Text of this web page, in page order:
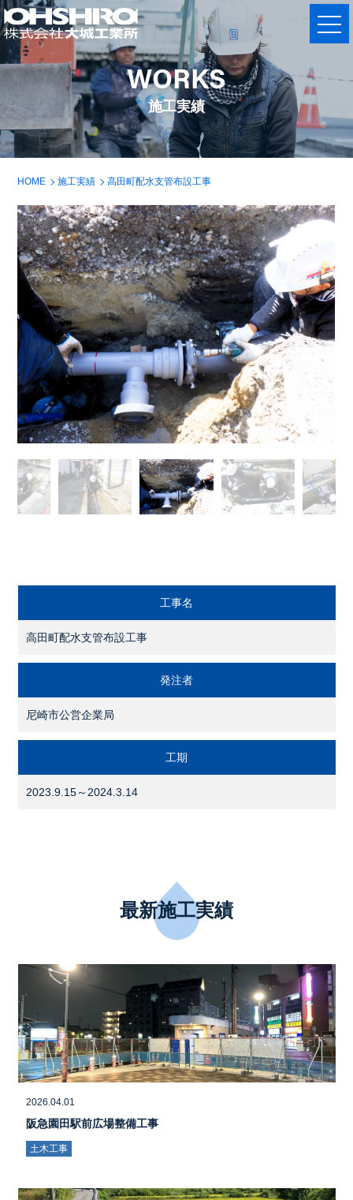
WORKS
施工実績
HOME 施工実績 高田町配水支管布設工事
工事名
高田町配水支管布設工事
発注者
尼崎市公営企業局
工期
2023.9.15～2024.3.14
最新施工実績
2026.04.01
阪急園田駅前広場整備工事
土木工事